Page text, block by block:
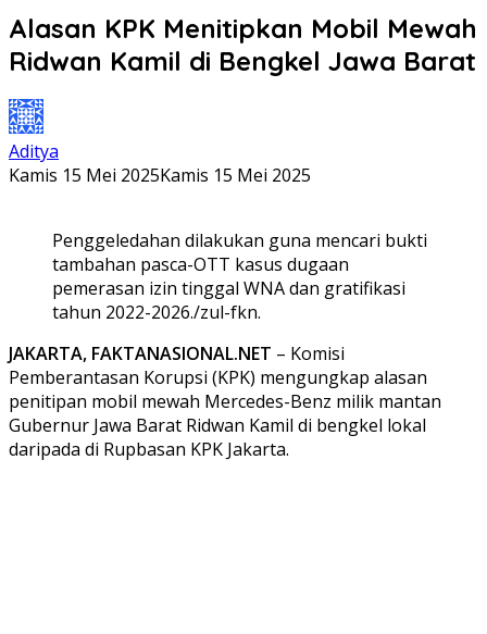
Alasan KPK Menitipkan Mobil Mewah
Ridwan Kamil di Bengkel Jawa Barat
Aditya
Kamis 15 Mei 2025Kamis 15 Mei 2025
Penggeledahan dilakukan guna mencari bukti
tambahan pasca-OTT kasus dugaan
pemerasan izin tinggal WNA dan gratifikasi
tahun 2022-2026./zul-fkn.
JAKARTA, FAKTANASIONAL.NET – Komisi
Pemberantasan Korupsi (KPK) mengungkap alasan
penitipan mobil mewah Mercedes-Benz milik mantan
Gubernur Jawa Barat Ridwan Kamil di bengkel lokal
daripada di Rupbasan KPK Jakarta.